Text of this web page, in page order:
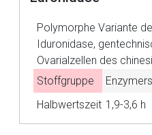
Polymorphe Variante
Iduronidase,
Ovarialzellen des
Stoffgruppe
Halbwertszeit 1,9-3,6 h
Aufruf einer externen
Der von Ihnen aufgerufene
Seite. Für die Inhalte der
Betreiber verantwortlich.
Datenschutzbestimmungen.